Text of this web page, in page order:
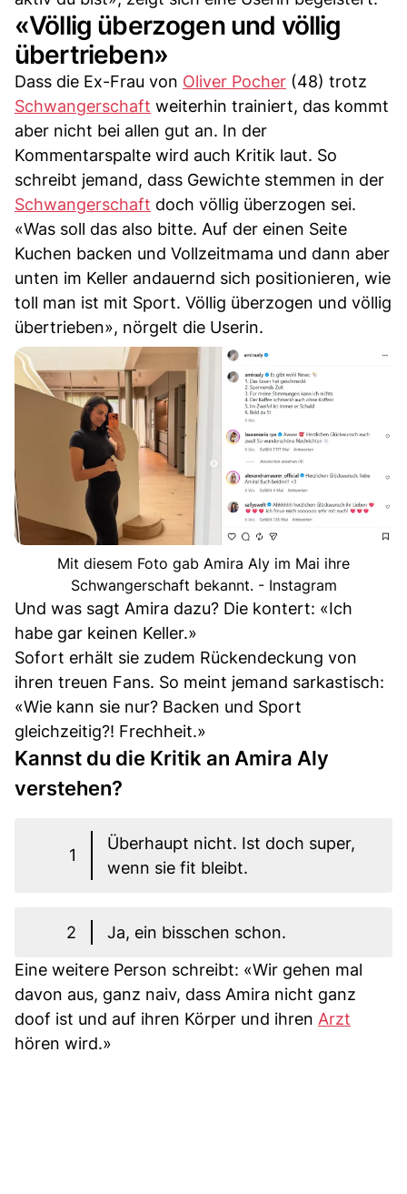
«Völlig überzogen und völlig
übertrieben»
Dass die Ex-Frau von Oliver Pocher (48) trotz
Schwangerschaft weiterhin trainiert, das kommt
aber nicht bei allen gut an. In der
Kommentarspalte wird auch Kritik laut. So
schreibt jemand, dass Gewichte stemmen in der
Schwangerschaft doch völlig überzogen sei.
«Was soll das also bitte. Auf der einen Seite
Kuchen backen und Vollzeitmama und dann aber
unten im Keller andauernd sich positionieren, wie
toll man ist mit Sport. Völlig überzogen und völlig
übertrieben», nörgelt die Userin.
Mit diesem Foto gab Amira Aly im Mai ihre
Schwangerschaft bekannt. - Instagram
Und was sagt Amira dazu? Die kontert: «Ich
habe gar keinen Keller.»
Sofort erhält sie zudem Rückendeckung von
ihren treuen Fans. So meint jemand sarkastisch:
«Wie kann sie nur? Backen und Sport
gleichzeitig?! Frechheit.»
Kannst du die Kritik an Amira Aly
verstehen?
1
Überhaupt nicht. Ist doch super,
wenn sie fit bleibt.
2
Ja, ein bisschen schon.
Eine weitere Person schreibt: «Wir gehen mal
davon aus, ganz naiv, dass Amira nicht ganz
doof ist und auf ihren Körper und ihren Arzt
hören wird.»